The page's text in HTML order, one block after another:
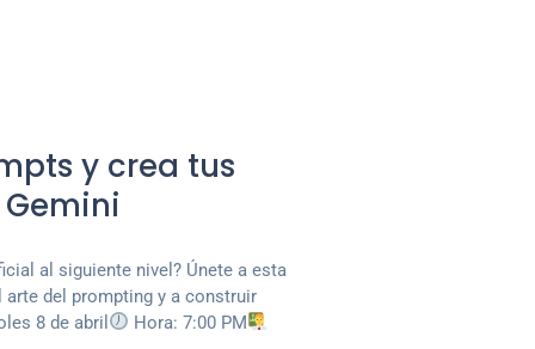
y crea tus
al siguiente nivel? Únete a esta
arte del prompting y a construir
8 de abril
Hora: 7:00 PM